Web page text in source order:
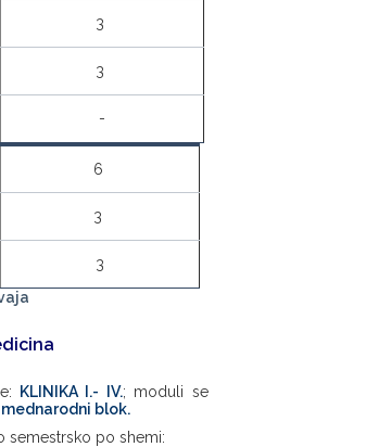
3
3
-
6
3
3
KLINIKA I.- IV.; moduli se
mednarodni blok.
semestrsko po shemi: